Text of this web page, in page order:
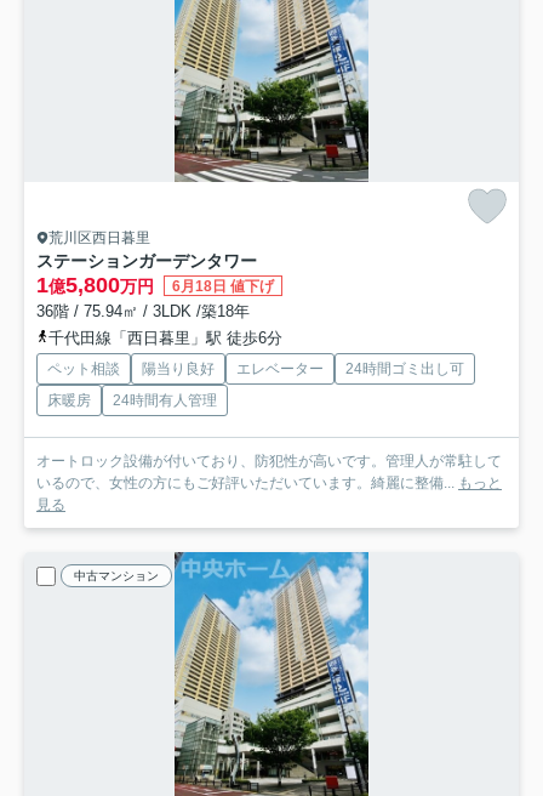
荒川区西日暮里
ステーションガーデンタワー
1億5,800万円 6月18日 値下げ
36階 / 75.94㎡ / 3LDK /築18年
千代田線「西日暮里」駅 徒歩6分
ペット相談 陽当り良好 エレベーター
24時間ゴミ出し可
床暖房
24時間有人管理
オートロック設備が付いており、防犯性が高いです。管理人が常駐して
いるので、女性の方にもご好評いただいています。綺麗に整備... もっと
見る
中古マンション